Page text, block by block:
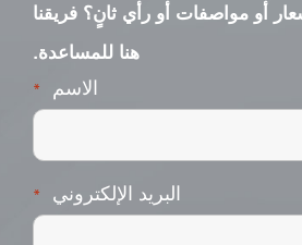
أو مواصفات أو رأي ثانٍ؟ فريقنا
هنا للمساعدة.
الاسم *
البريد الإلكتروني *